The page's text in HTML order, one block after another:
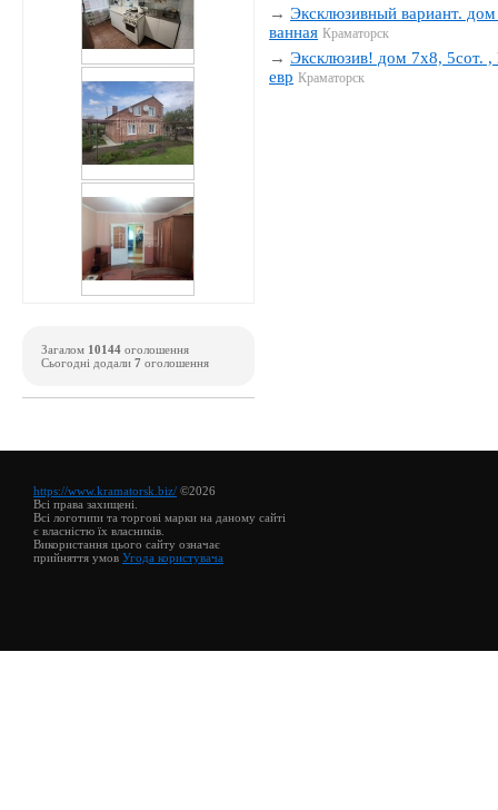
→Эксклюзивный вариант.
ванная Краматорск
→Эксклюзив! дом 7х8, 5сот. ,
евр Краматорск
Загалом 10144 оголошення
Сьогодні додали 7 оголошення
https://www.kramatorsk.biz/ ©2026
Всі права захищені.
Всі логотипи та торгові марки на даному сайті
є власністю їх власників.
Використання цього сайту означає
прийняття умов Угода користувача